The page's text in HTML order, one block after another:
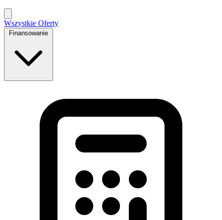
Wszystkie Oferty
Finansowanie